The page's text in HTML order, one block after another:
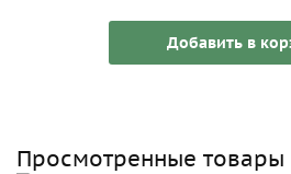
Добавить в
Просмотренные товары